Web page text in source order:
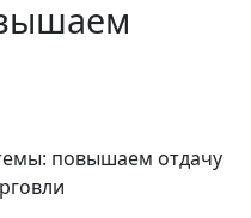
повышаем отдачу